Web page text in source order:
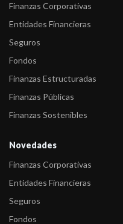
Deuda ...
-FIX asigna calificación a
VI a ser emi ...
Finanzas Corporativas
Entidades Financieras
Seguros
Fondos
Finanzas Estructuradas
Finanzas Públicas
Finanzas Sostenibles
Novedades
Finanzas Corporativas
Entidades Financieras
Seguros
Fondos